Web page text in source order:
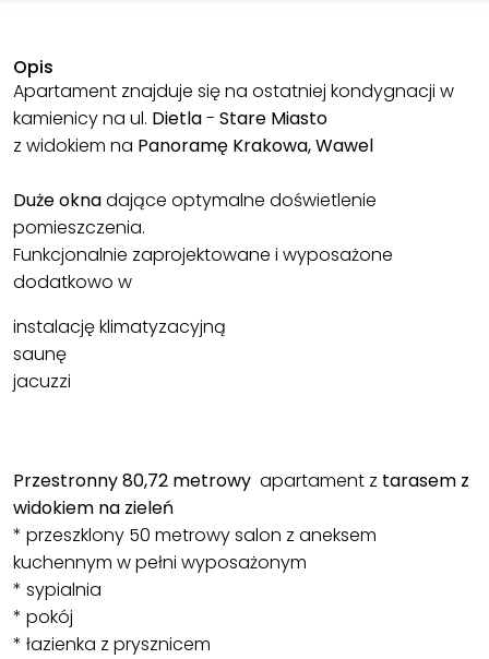
Opis
Apartament znajduje się na ostatniej kondygnacji w
kamienicy na ul. Dietla- Stare Miasto
z widokiem na Panoramę Krakowa, Wawel
Duże oknadające optymalne doświetlenie
pomieszczenia.
Funkcjonalnie zaprojektowane i wyposażone
dodatkowo w
instalację klimatyzacyjną
saunę
jacuzzi
Przestronny 80,72 metrowy apartament z tarasem z
widokiem na zieleń
* przeszklony 50 metrowy salon z aneksem
kuchennym w pełni wyposażonym
* sypialnia
* pokój
* łazienka z prysznicem